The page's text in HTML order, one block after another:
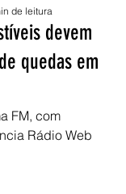
devem
quedas em
de leitura
FM, com
Rádio Web